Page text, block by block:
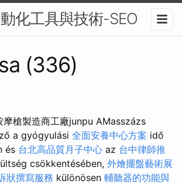
化工具與技術-SEO
(336)
摩槍製造商工廠junpu AMasszázs
a gyógyulási 全面安養中心方案 idő
és 台北高品質月子中心 az 台中律師推
csökkentésében, 外燴擺盤藝術展
狀撰寫服務 különösen 輔聽器的功能與